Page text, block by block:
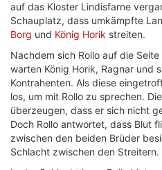
auf das Kloster Lindisfarne
Schauplatz, dass umkämpfte
Borg und König Horik streiten.
Nachdem sich Rollo auf die
warten König Horik, Ragnar und
Kontrahenten. Als diese
los, um mit Rollo zu sprechen.
überzeugen, dass er sich nicht
Doch Rollo antwortet, dass Blut
zwischen den beiden Brüder
Schlacht zwischen den Streitern.